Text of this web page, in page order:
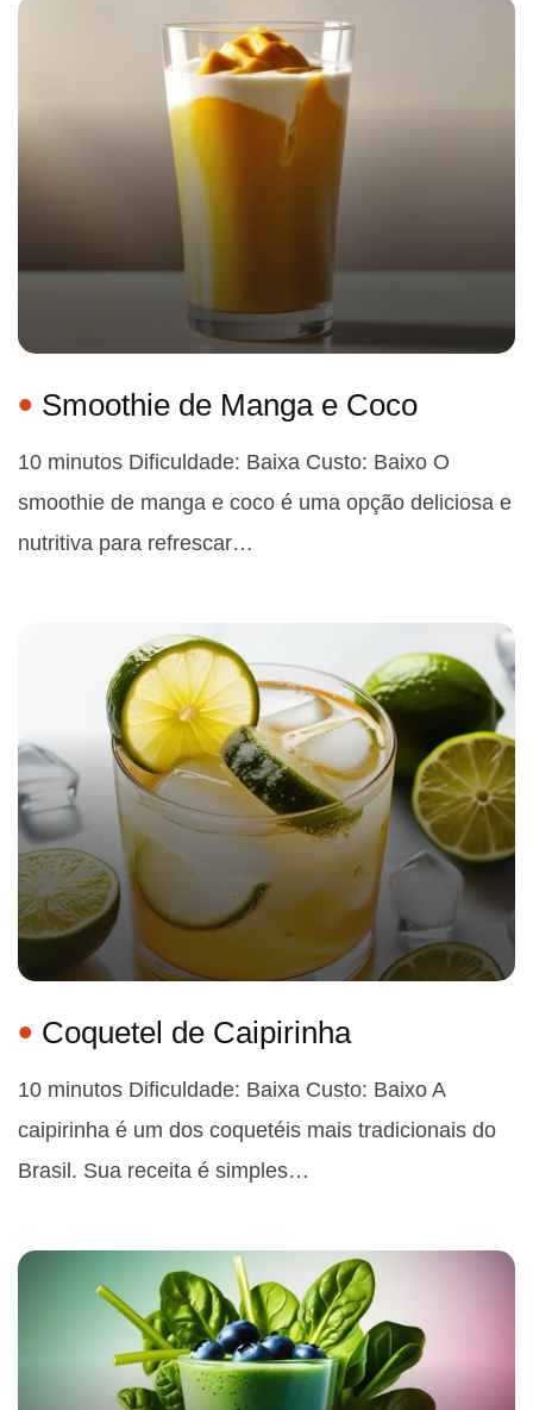
Smoothie de Manga e Coco
10 minutos Dificuldade: Baixa Custo: Baixo O
smoothie de manga e coco é uma opção deliciosa e
nutritiva para refrescar…
Coquetel de Caipirinha
10 minutos Dificuldade: Baixa Custo: Baixo A
caipirinha é um dos coquetéis mais tradicionais do
Brasil. Sua receita é simples…